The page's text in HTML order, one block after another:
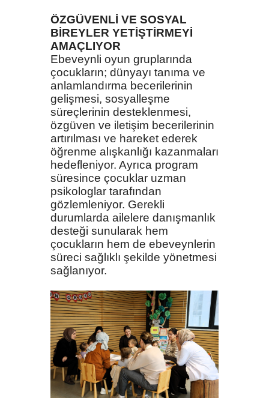
ÖZGÜVENLİ VE SOSYAL
BİREYLER YETİŞTİRMEYİ
AMAÇLIYOR
Ebeveynli oyun gruplarında
çocukların; dünyayı tanıma ve
anlamlandırma becerilerinin
gelişmesi, sosyalleşme
süreçlerinin desteklenmesi,
özgüven ve iletişim becerilerinin
artırılması ve hareket ederek
öğrenme alışkanlığı kazanmaları
hedefleniyor. Ayrıca program
süresince çocuklar uzman
psikologlar tarafından
gözlemleniyor. Gerekli
durumlarda ailelere danışmanlık
desteği sunularak hem
çocukların hem de ebeveynlerin
süreci sağlıklı şekilde yönetmesi
sağlanıyor.